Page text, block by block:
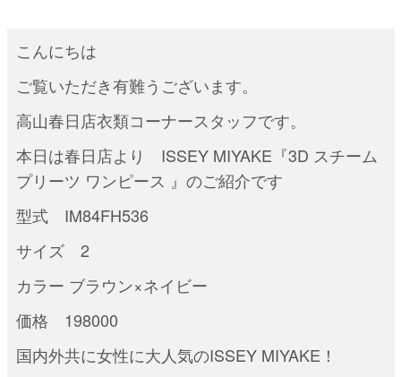
こんにちは
ご覧いただき有難うございます。
高山春日店衣類コーナースタッフです。
本日は春日店より ISSEY MIYAKE『3D スチーム
プリーツ ワンピース 』のご紹介です
型式 IM84FH536
サイズ 2
カラー ブラウン×ネイビー
価格 198000
国内外共に女性に大人気のISSEY MIYAKE！